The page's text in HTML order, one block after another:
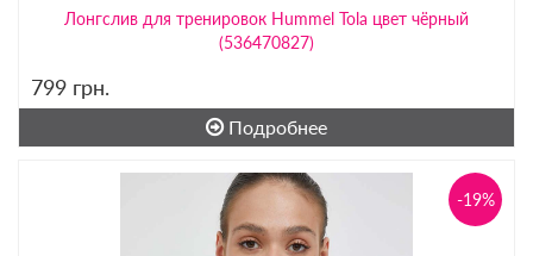
Лонгслив для тренировок Hummel Tola цвет чёрный
(536470827)
799 грн.
Подробнее
-19%